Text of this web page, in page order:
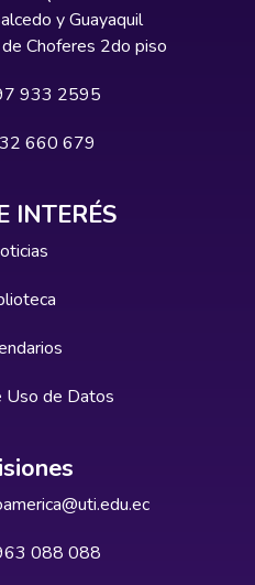
y Guayaquil
Choferes 2do piso
933 2595
660 679
INTERÉS
Uso de Datos
088 088